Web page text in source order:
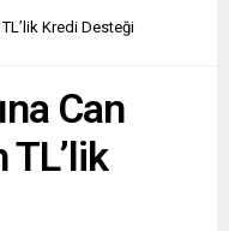
Kredi Desteği
Can